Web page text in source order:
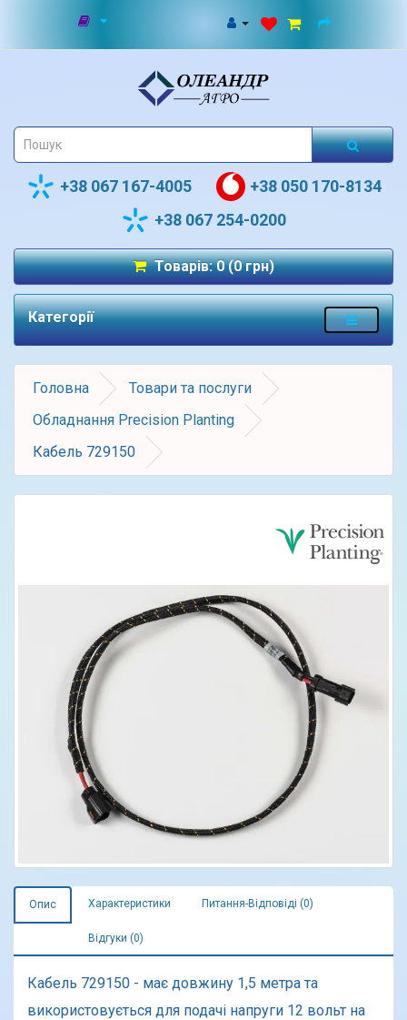
+38 067 167-4005
+38 050 170-8134
+38 067 254-0200
Товарів: 0 (0 грн)
Категорії
Головна
Товари та послуги
Обладнання Precision Planting
Кабель 729150
Опис Характеристики Питання-Відповіді (0)
Відгуки (0)
Кабель 729150 - має довжину 1,5 метра та
використовується для подачі напруги 12 вольт на